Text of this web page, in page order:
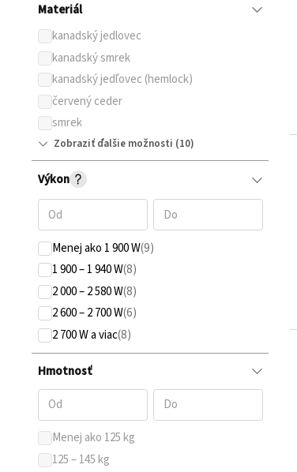
Materiál
kanadský jedlovec
kanadský smrek
kanadský jedľovec (hemlock)
červený ceder
smrek
Zobraziť ďalšie možnosti
Výkon
Menej ako 1 900 W
1 900 – 1 940 W
2 000 – 2 580 W
2 600 – 2 700 W
2 700 W a viac
Hmotnosť
Menej ako 125 kg
125 – 145 kg